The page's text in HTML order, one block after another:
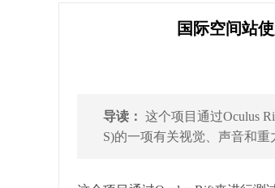
国际空间站
导读： 这个项目通过Oculus
S)的一项有关视觉、声音和